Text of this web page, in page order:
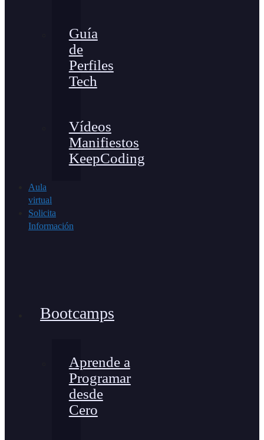
Guía
de
Perfiles
Tech
Vídeos
Manifiestos
KeepCoding
Aula
virtual
Solicita
Información
Bootcamps
Aprende a
Programar
desde
Cero